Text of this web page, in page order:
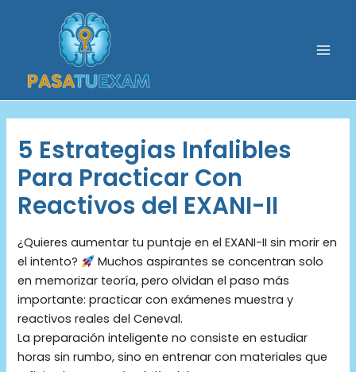
5 Estrategias Infalibles
Para Practicar Con
Reactivos del EXANI-II
¿Quieres aumentar tu puntaje en el EXANI-II sin morir en
el intento?
Muchos aspirantes se concentran solo
en memorizar teoría, pero olvidan el paso más
importante: practicar con exámenes muestra y
reactivos reales del Ceneval.
La preparación inteligente no consiste en estudiar
horas sin rumbo, sino en entrenar con materiales que